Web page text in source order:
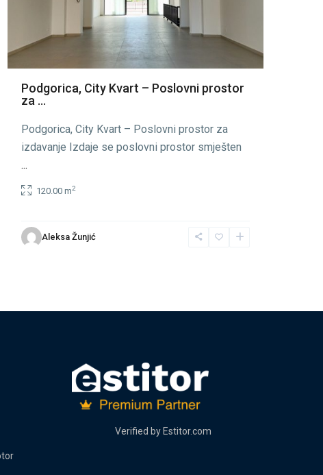
Podgorica, City Kvart – Poslovni prostor
za ...
Podgorica, City Kvart – Poslovni prostor za
izdavanje Izdaje se poslovni prostor smješten
...
120.00 m2
Aleksa Žunjić
Verified by Estitor.com